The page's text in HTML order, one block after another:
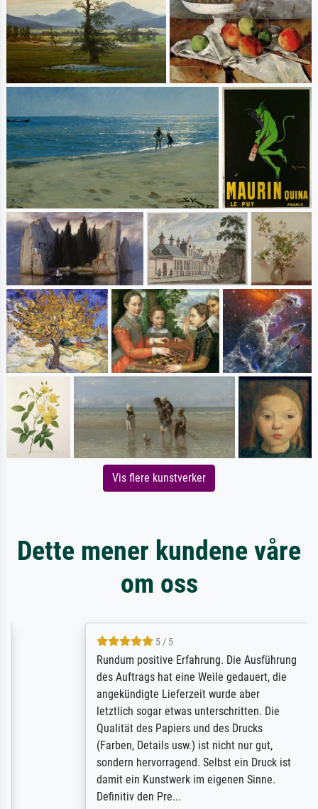
Vis flere kunstverker
Dette mener kundene våre
om oss
5 / 5
Rundum positive Erfahrung. Die Ausführung
des Auftrags hat eine Weile gedauert, die
angekündigte Lieferzeit wurde aber
letztlich sogar etwas unterschritten. Die
Qualität des Papiers und des Drucks
(Farben, Details usw.) ist nicht nur gut,
sondern hervorragend. Selbst ein Druck ist
damit ein Kunstwerk im eigenen Sinne.
Definitiv den Pre...